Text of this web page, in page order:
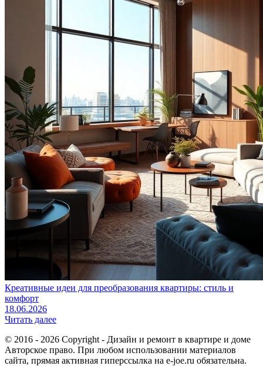
Креативные идеи для преобразования квартиры: стиль и
комфорт
18.06.2026
Читать далее
© 2016 - 2026 Copyright - Дизайн и ремонт в квартире и доме
Авторское право. При любом использовании материалов
сайта, прямая активная гиперссылка на e-joe.ru обязательна.